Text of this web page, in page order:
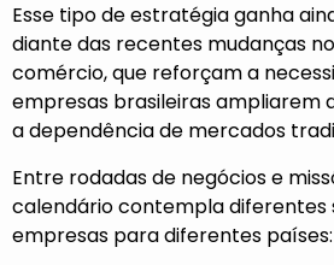
Esse tipo de estratégia ganha
diante das recentes mudanças
comércio, que reforçam a
empresas brasileiras ampliarem
a dependência de mercados
Entre rodadas de negócios e
calendário contempla diferentes
empresas para diferentes países: